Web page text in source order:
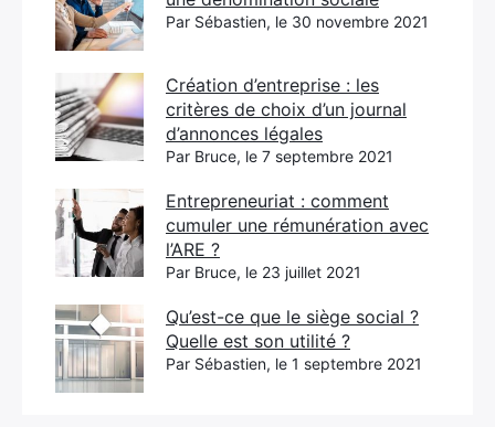
Par Sébastien, le 30 novembre 2021
Création d’entreprise : les
critères de choix d’un journal
d’annonces légales
Par Bruce, le 7 septembre 2021
Entrepreneuriat : comment
cumuler une rémunération avec
l’ARE ?
Par Bruce, le 23 juillet 2021
Qu’est-ce que le siège social ?
Quelle est son utilité ?
Par Sébastien, le 1 septembre 2021